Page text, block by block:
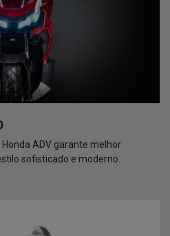
Honda ADV garante melhor
sofisticado e moderno.